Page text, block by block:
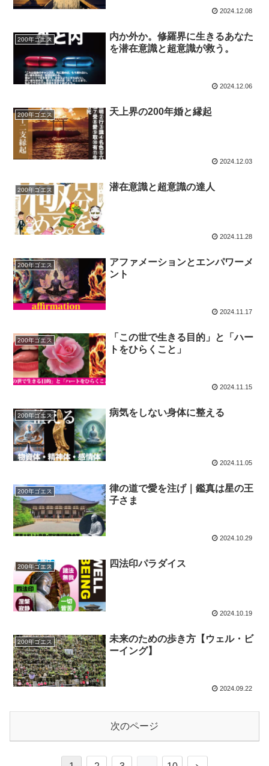
2024.12.08
200年ゴエス
内か外か。修羅界に生きるあなた
を潜在意識と超意識が救う。
2024.12.06
200年ゴエス 天上界の200年婚と縁起
2024.12.03
200年ゴエス 潜在意識と超意識の達人
2024.11.28
200年ゴエス
アファメーションとエンパワーメ
ント
2024.11.17
200年ゴエス
「この世で生きる目的」と「ハー
トをひらくこと」
2024.11.15
200年ゴエス 病気をしない身体に整える
2024.11.05
200年ゴエス
律の道で愛を注げ｜鑑真は星の王
子さま
2024.10.29
200年ゴエス 四法印パラダイス
2024.10.19
200年ゴエス
未来のための歩き方【ウェル・ビ
ーイング】
2024.09.22
次のページ